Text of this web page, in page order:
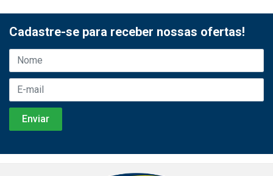
Cadastre-se para receber nossas ofertas!